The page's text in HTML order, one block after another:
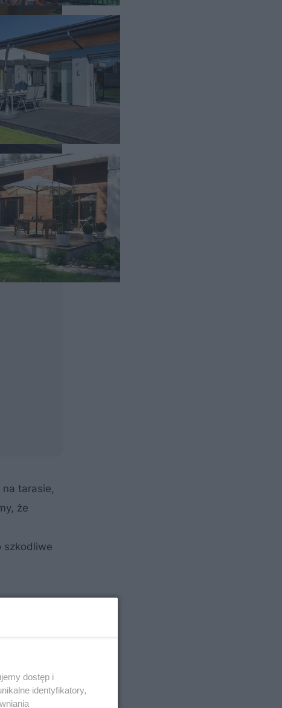
tarasie,
że
szkodliwe
dostęp i
identyfikatory,